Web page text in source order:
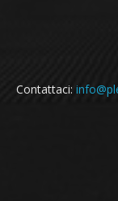
Contattaci: